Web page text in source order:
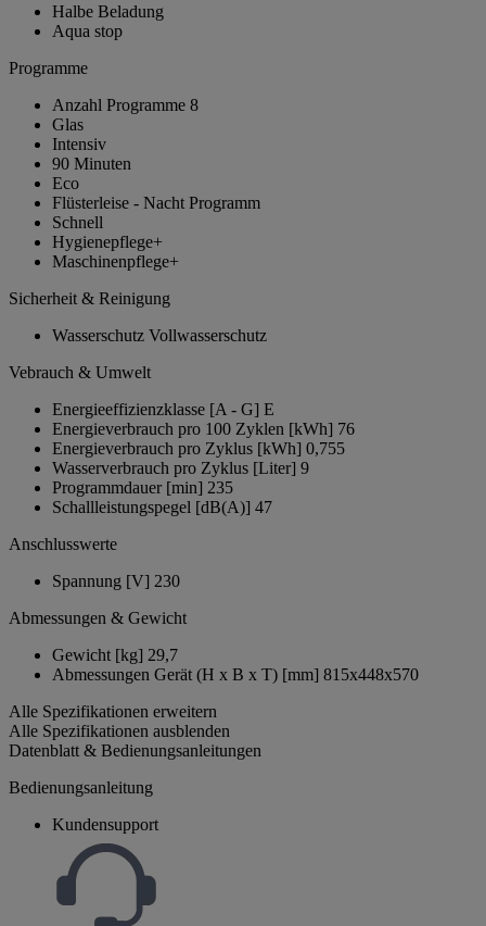
Halbe Beladung
Aqua stop
Programme
Anzahl Programme 8
Glas
Intensiv
90 Minuten
Eco
Flüsterleise - Nacht Programm
Schnell
Hygienepflege+
Maschinenpflege+
Sicherheit & Reinigung
Wasserschutz Vollwasserschutz
Vebrauch & Umwelt
Energieeffizienzklasse [A - G] E
Energieverbrauch pro 100 Zyklen [kWh] 76
Energieverbrauch pro Zyklus [kWh] 0,755
Wasserverbrauch pro Zyklus [Liter] 9
Programmdauer [min] 235
Schallleistungspegel [dB(A)] 47
Anschlusswerte
Spannung [V] 230
Abmessungen & Gewicht
Gewicht [kg] 29,7
Abmessungen Gerät (H x B x T) [mm] 815x448x570
Alle Spezifikationen erweitern
Alle Spezifikationen ausblenden
Datenblatt & Bedienungsanleitungen
Bedienungsanleitung
Kundensupport